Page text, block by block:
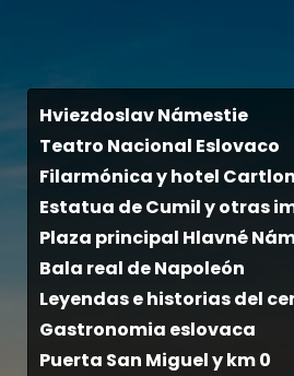
Hviezdoslav Námestie
Teatro Nacional Eslovaco
Filarmónica y hotel Cartlon
Estatua de Cumil y otras
Plaza principal Hlavné
Bala real de Napoleón
Leyendas e historias del
Gastronomia eslovaca
Puerta San Miguel y km 0